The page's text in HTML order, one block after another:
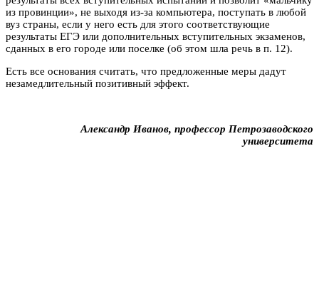
из провинции», не выходя из-за компьютера, поступать в любой
вуз страны, если у него есть для этого соответствующие
результаты ЕГЭ или дополнительных вступительных экзаменов,
сданных в его городе или поселке (об этом шла речь в п. 12).
Есть все основания считать, что предложенные меры дадут
незамедлительный позитивный эффект.
Александр Иванов, профессор Петрозаводского
университета